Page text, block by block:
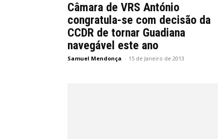
Câmara de VRS António
congratula-se com decisão da
CCDR de tornar Guadiana
navegável este ano
Samuel Mendonça - 15 de Janeiro de 2013